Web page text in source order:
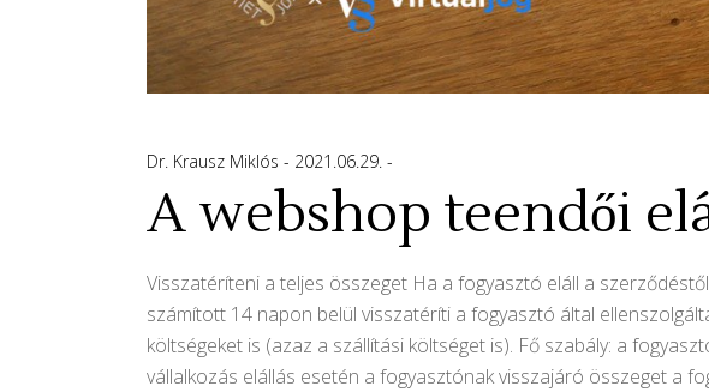
Dr. Krausz Miklós 2021.06.29.
A webshop teendői
Visszatéríteni a teljes összeget Ha a fogyasztó eláll a
számított 14 napon belül visszatéríti a fogyasztó által
költségeket is (azaz a szállítási költséget is). Fő szabály: a
vállalkozás elállás esetén a fogyasztónak visszajáró összeget a